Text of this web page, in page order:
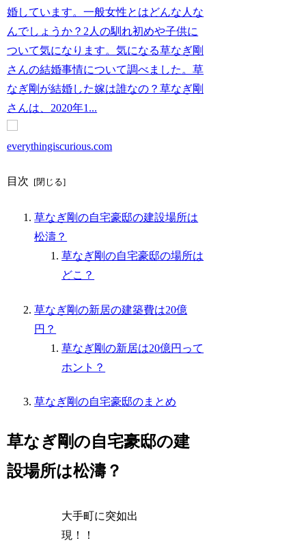
婚しています。一般女性とはどんな人な
んでしょうか？2人の馴れ初めや子供に
ついて気になります。気になる草なぎ剛
さんの結婚事情について調べました。草
なぎ剛が結婚した嫁は誰なの？草なぎ剛
さんは、2020年1...
everythingiscurious.com
目次
草なぎ剛の自宅豪邸の建設場所は
松濤？
草なぎ剛の自宅豪邸の場所は
どこ？
草なぎ剛の新居の建築費は20億
円？
草なぎ剛の新居は20億円って
ホント？
草なぎ剛の自宅豪邸のまとめ
草なぎ剛の自宅豪邸の建
設場所は松濤？
大手町に突如出
現！！